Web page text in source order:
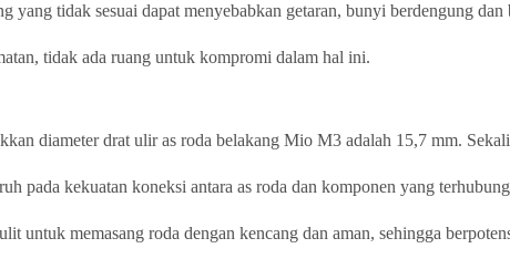
yang tidak sesuai dapat menyebabkan getaran, bunyi berdengung
tidak ada ruang untuk kompromi dalam hal ini.
diameter drat ulir as roda belakang Mio M3 adalah 15,7 mm.
pada kekuatan koneksi antara as roda dan komponen yang
untuk memasang roda dengan kencang dan aman, sehingga